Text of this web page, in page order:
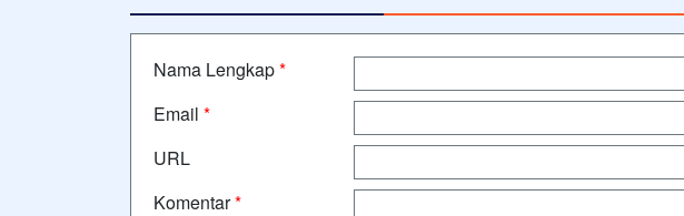
Nama Lengkap*
Email *
URL
Komentar*